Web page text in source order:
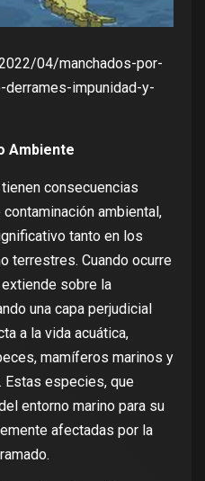
04/manchados-por-
impunidad-y-
Ambiente
consecuencias
ambiental,
tanto en los
terrestres. Cuando ocurre
sobre la
una capa perjudicial
a la vida acuática,
mamíferos marinos y
Estas especies, que
entorno marino para su
afectadas por la